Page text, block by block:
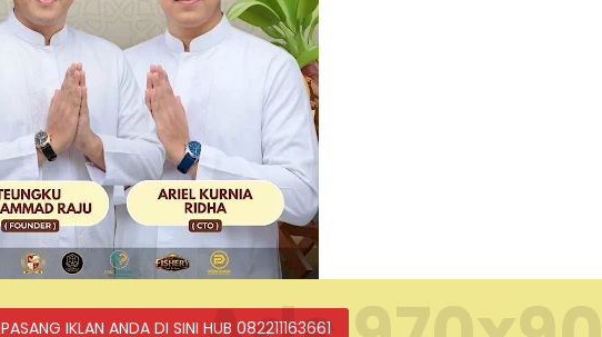
PASANG IKLAN ANDA DI SINI HUB 082211163661